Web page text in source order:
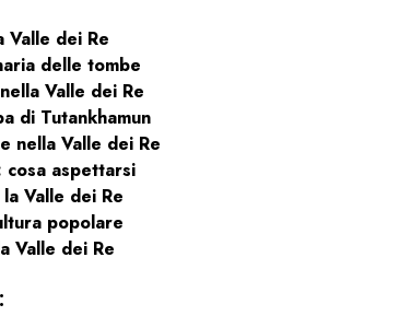
dei Re
delle tombe
Valle dei Re
di Tutankhamun
nella Valle dei Re
cosa aspettarsi
Valle dei Re
popolare
Valle dei Re